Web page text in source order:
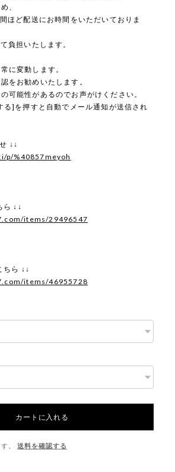
、
ほど配送にお時間をいただいておりま
負担いたします。
に変動します。
をお勧めいたします。
可能性があるのでお声がけください。
る]を押すと自動でメール通知が送信され
↓↓
p/%40857meyoh
ら ↓↓
items/29496547
ちら ↓↓
items/46955728
カートに入れる
。 送料を確認する